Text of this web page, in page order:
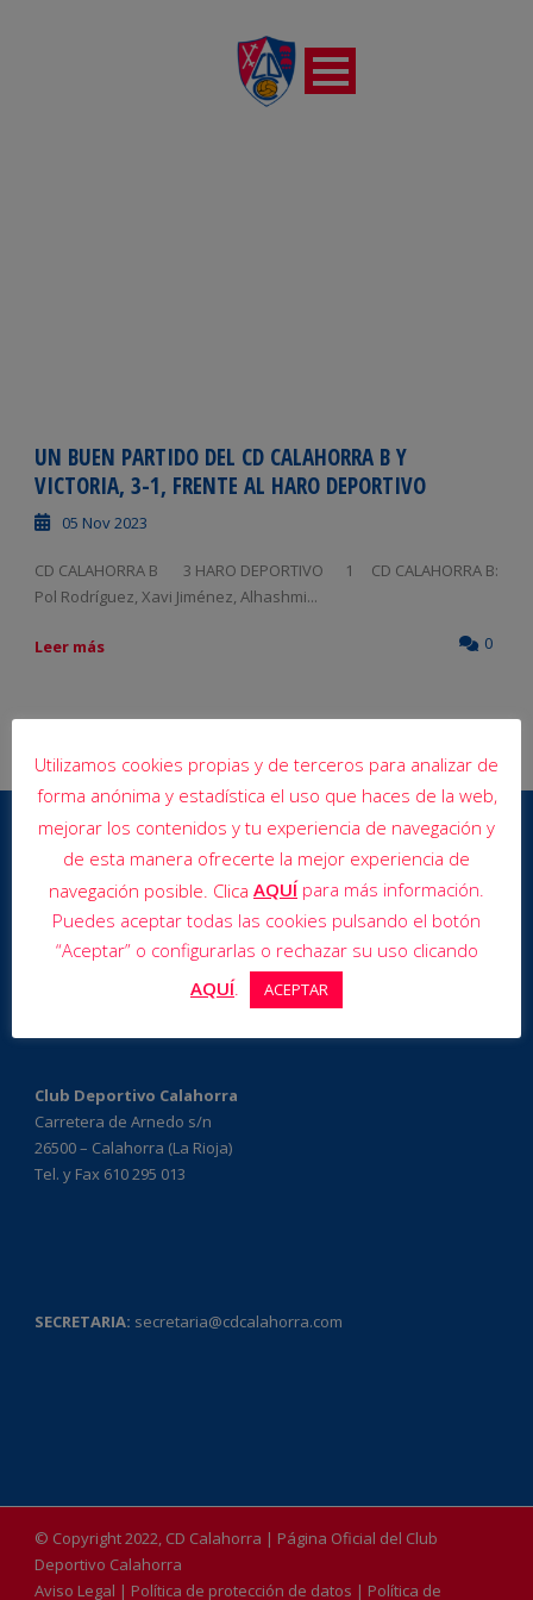
UN BUEN PARTIDO DEL CD CALAHORRA B Y
VICTORIA, 3-1, FRENTE AL HARO DEPORTIVO
05 Nov 2023
CD CALAHORRA B 3 HARO DEPORTIVO 1 CD CALAHORRA B:
Pol Rodríguez, Xavi Jiménez, Alhashmi...
Leer más 0
Club Deportivo Calahorra
Carretera de Arnedo s/n
26500 – Calahorra (La Rioja)
Tel. y Fax 610 295 013
SECRETARIA: secretaria@cdcalahorra.com
© Copyright 2022, CD Calahorra | Página Oficial del Club
Deportivo Calahorra
Aviso Legal | Política de protección de datos | Política de
Utilizamos cookies propias y de terceros para analizar de
forma anónima y estadística el uso que haces de la web,
mejorar los contenidos y tu experiencia de navegación y
de esta manera ofrecerte la mejor experiencia de
navegación posible. Clica AQUÍpara más información.
Puedes aceptar todas las cookies pulsando el botón
“Aceptar” o configurarlas o rechazar su uso clicando
AQUÍ. ACEPTAR